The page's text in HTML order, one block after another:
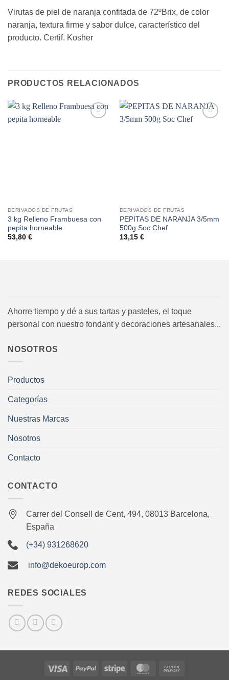
Virutas de piel de naranja confitada de 72ºBrix, de color
naranja, textura firme y sabor dulce, característico del
producto. Certif. Kosher
PRODUCTOS RELACIONADOS
DERIVADOS DE FRUTAS
3 kg Relleno Frambuesa con
pepita horneable
53,80 €
DERIVADOS DE FRUTAS
PEPITAS DE NARANJA 3/5mm
500g Soc Chef
13,15 €
Ahorre tiempo y dé a sus tartas y pasteles, el toque
personal con nuestro fondant y decoraciones artesanales...
NOSOTROS
Productos
Categorías
Nuestras Marcas
Nosotros
Contacto
CONTACTO
Carrer del Consell de Cent, 494, 08013 Barcelona,
España
(+34) 931268620
info@dekoeurop.com
REDES SOCIALES
Visa PayPal Stripe MasterCard